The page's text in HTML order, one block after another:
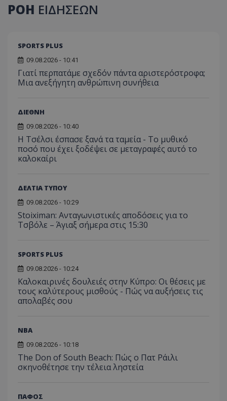
ΡΟΗ ΕΙΔΗΣΕΩΝ
SPORTS PLUS
09.08.2026 - 10:41
Γιατί περπατάμε σχεδόν πάντα αριστερόστροφα;
Μια ανεξήγητη ανθρώπινη συνήθεια
ΔΙΕΘΝΗ
09.08.2026 - 10:40
Η Τσέλσι έσπασε ξανά τα ταμεία - Το μυθικό
ποσό που έχει ξοδέψει σε μεταγραφές αυτό το
καλοκαίρι
ΔΕΛΤΙΑ ΤΥΠΟΥ
09.08.2026 - 10:29
Stoiximan: Ανταγωνιστικές αποδόσεις για το
Τσβόλε – Άγιαξ σήμερα στις 15:30
SPORTS PLUS
09.08.2026 - 10:24
Καλοκαιρινές δουλειές στην Κύπρο: Οι θέσεις με
τους καλύτερους μισθούς - Πώς να αυξήσεις τις
απολαβές σου
NBA
09.08.2026 - 10:18
The Don of South Beach: Πώς ο Πατ Ράιλι
σκηνοθέτησε την τέλεια ληστεία
ΠΑΦΟΣ